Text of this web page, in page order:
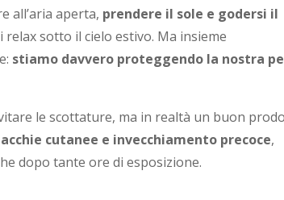
all’aria aperta, prendere il sole e godersi il
sotto il cielo estivo. Ma insieme
stiamo davvero proteggendo la nostra
le scottature, ma in realtà un buon
cutanee e invecchiamento precoce,
dopo tante ore di esposizione.